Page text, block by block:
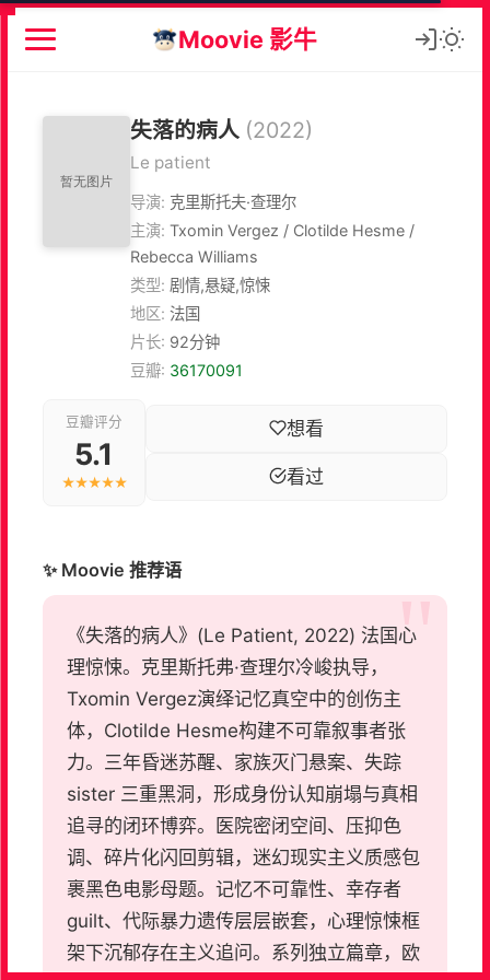
Moovie 影牛
失落的病人 (2022)
Le patient
导演: 克里斯托夫·查理尔
主演: Txomin Vergez / Clotilde Hesme /
Rebecca Williams
类型: 剧情,悬疑,惊悚
地区: 法国
片长: 92分钟
豆瓣: 36170091
豆瓣评分
5.1
★★★★★
想看
看过
✨ Moovie 推荐语
《失落的病人》(Le Patient, 2022) 法国心
理惊悚。克里斯托弗·查理尔冷峻执导，
Txomin Vergez演绎记忆真空中的创伤主
体，Clotilde Hesme构建不可靠叙事者张
力。三年昏迷苏醒、家族灭门悬案、失踪
sister 三重黑洞，形成身份认知崩塌与真相
追寻的闭环博弈。医院密闭空间、压抑色
调、碎片化闪回剪辑，迷幻现实主义质感包
裹黑色电影母题。记忆不可靠性、幸存者
guilt、代际暴力遗传层层嵌套，心理惊悚框
架下沉郁存在主义追问。系列独立篇章，欧